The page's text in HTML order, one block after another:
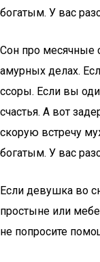
богатым. У вас
Сон про месячные
амурных делах.
ссоры. Если вы
счастья. А вот
скорую встречу
богатым. У вас
Если девушка во
простыне или
не попросите